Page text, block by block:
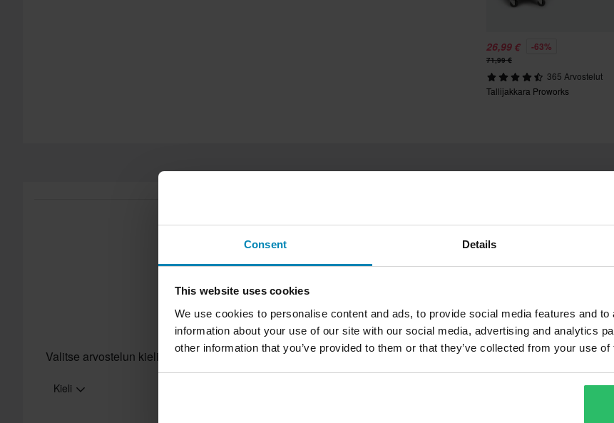
Consent Details
This website uses cookies
We use cookies to personalise content and ads, to provide social media features and
information about your use of our site with our social media, advertising and analytics
other information that you’ve provided to them or that they’ve collected from your use
26,99 € -63%
71,99 €
365 Arvostelut
Tallijakkara Proworks
4.7
Valitse arvostelun kieli
Kieli